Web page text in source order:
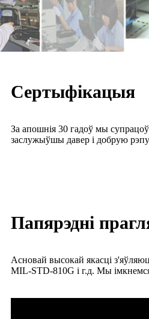
Сертыфікацыя
За апошнія 30 гадоў мы
заслужыўшы давер і добрую
Папярэдні
Асновай высокай якасці
MIL-STD-810G і г.д. Мы